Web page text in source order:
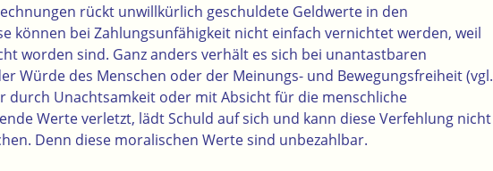
rückt unwillkürlich geschuldete Geldwerte in den
können bei Zahlungsunfähigkeit nicht einfach vernichtet werden, weil
worden sind. Ganz anders verhält es sich bei unantastbaren
Würde des Menschen oder der Meinungs- und Bewegungsfreiheit (vgl.
durch Unachtsamkeit oder mit Absicht für die menschliche
Werte verletzt, lädt Schuld auf sich und kann diese Verfehlung nicht
Denn diese moralischen Werte sind unbezahlbar.